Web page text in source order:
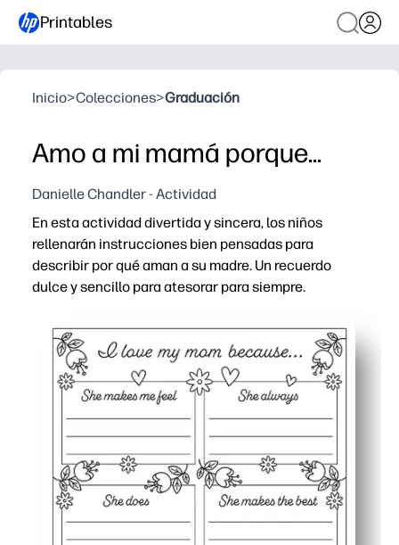
Printables
Inicio>Colecciones>Graduación
Amo a mi mamá porque...
Danielle Chandler - Actividad
En esta actividad divertida y sincera, los niños
rellenarán instrucciones bien pensadas para
describir por qué aman a su madre. Un recuerdo
dulce y sencillo para atesorar para siempre.
Imprima y listo: solo tiene que añadir crayones o
Las instrucciones guiadas ayudan a su hijo a
Crea un regalo que puedes meter en una tarjeta o
Flexible para el hogar o el aula: úselo para centros,